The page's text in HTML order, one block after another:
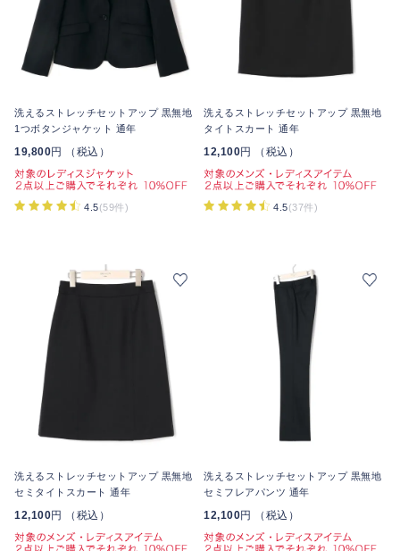
洗えるストレッチセットアップ 黒無地
1つボタンジャケット 通年
19,800円 （税込）
4.5(59件)
洗えるストレッチセットアップ 黒無地
タイトスカート 通年
12,100円 （税込）
4.5(37件)
洗えるストレッチセットアップ 黒無地
セミタイトスカート 通年
12,100円 （税込）
洗えるストレッチセットアップ 黒無地
セミフレアパンツ 通年
12,100円 （税込）